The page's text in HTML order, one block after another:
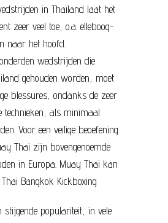
in Thailand laat het
zeer veel toe, o.a. elleboog-
naar het hoofd.
wedstrijden die
gehouden worden, moet
blessures, ondanks de zeer
technieken, als minimaal
Voor een veilige beoefening
Thai zijn bovengenoemde
in Europa. Muay Thai kan
stijgende populariteit, in vele